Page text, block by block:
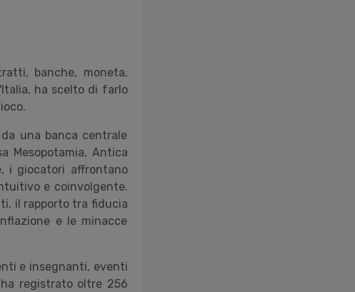
banche, moneta,
ha scelto di farlo
una banca centrale
Mesopotamia, Antica
i giocatori affrontano
e coinvolgente.
il rapporto tra fiducia
e le minacce
e insegnanti, eventi
registrato oltre 256